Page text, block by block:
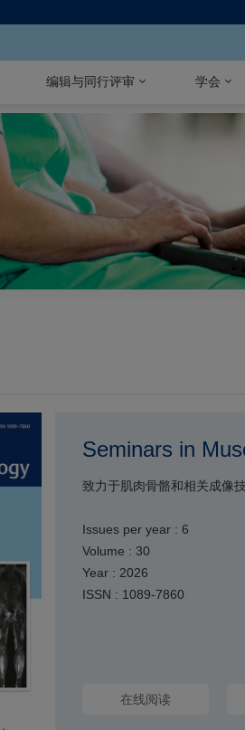
编辑与同行评审 学会
Seminars in
致力于肌肉骨骼和相关成像
Issues per year : 6
Volume : 30
Year : 2026
ISSN : 1089-7860
在线阅读